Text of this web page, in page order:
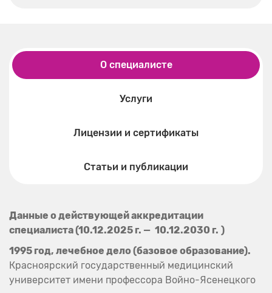
О специалисте
Услуги
Лицензии и сертификаты
Статьи и публикации
Данные о действующей аккредитации
специалиста (10.12.2025 г. — 10.12.2030 г. )
1995 год, лечебное дело (базовое образование).
Красноярский государственный медицинский
университет имени профессора Войно-Ясенецкого